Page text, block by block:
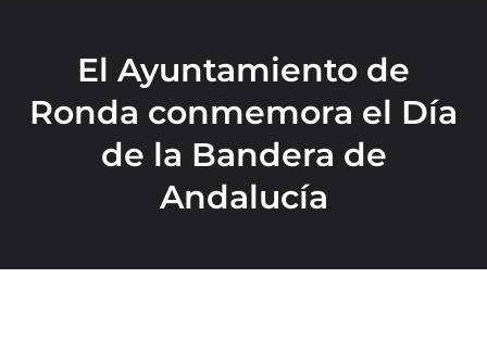
El Ayuntamiento de
Ronda conmemora el Día
de la Bandera de
Andalucía